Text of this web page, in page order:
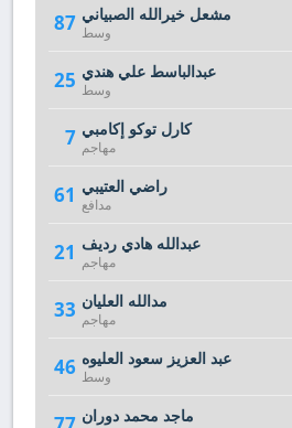
87 مشعل خيرالله الصبياني
وسط
25 عبدالباسط علي هندي
وسط
7 كارل توكو إكامبي
مهاجم
61 راضي العتيبي
مدافع
21 عبدالله هادي رديف
مهاجم
33 مدالله العليان
مهاجم
46 عبد العزيز سعود العليوه
وسط
ماجد محمد دوران